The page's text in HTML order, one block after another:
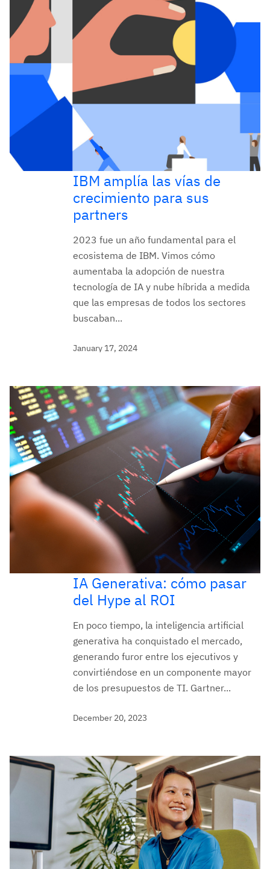
IBM amplía las vías de
crecimiento para sus
partners
2023 fue un año fundamental para el
ecosistema de IBM. Vimos cómo
aumentaba la adopción de nuestra
tecnología de IA y nube híbrida a medida
que las empresas de todos los sectores
buscaban...
January 17, 2024
IA Generativa: cómo pasar
del Hype al ROI
En poco tiempo, la inteligencia artificial
generativa ha conquistado el mercado,
generando furor entre los ejecutivos y
convirtiéndose en un componente mayor
de los presupuestos de TI. Gartner...
December 20, 2023